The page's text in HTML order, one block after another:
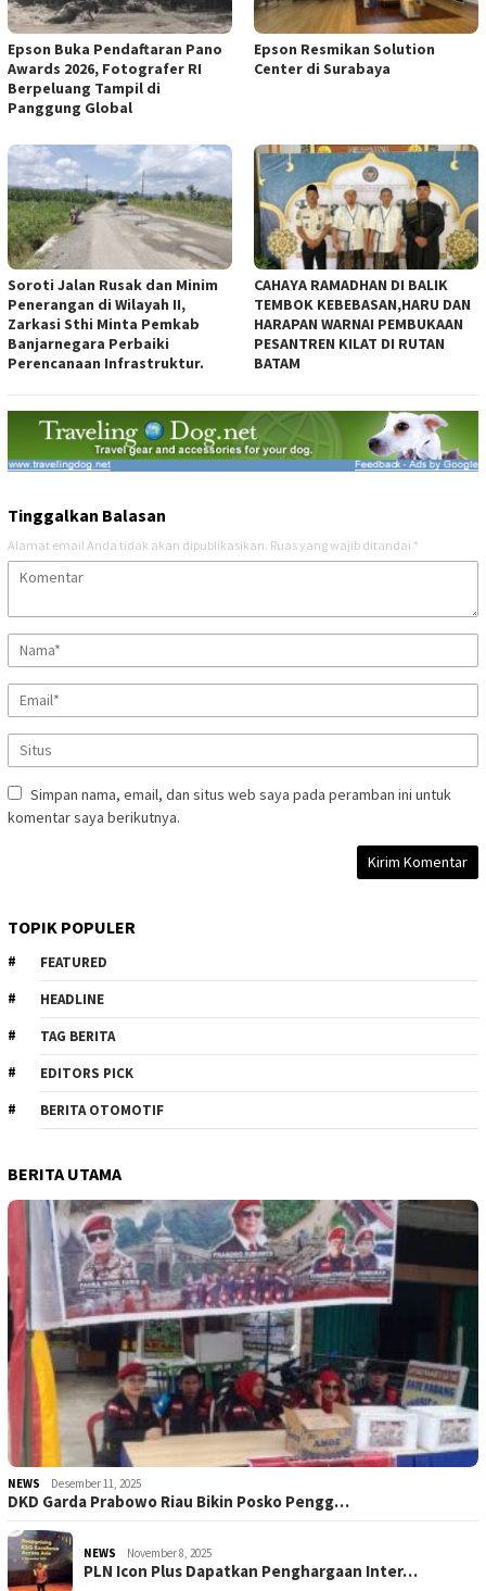
Epson Buka Pendaftaran Pano
Awards 2026, Fotografer RI
Berpeluang Tampil di
Panggung Global
Epson Resmikan Solution
Center di Surabaya
Soroti Jalan Rusak dan Minim
Penerangan di Wilayah II,
Zarkasi Sthi Minta Pemkab
Banjarnegara Perbaiki
Perencanaan Infrastruktur.
CAHAYA RAMADHAN DI BALIK
TEMBOK KEBEBASAN,HARU DAN
HARAPAN WARNAI PEMBUKAAN
PESANTREN KILAT DI RUTAN
BATAM
Tinggalkan Balasan
Alamat email Anda tidak akan dipublikasikan. Ruas yang wajib ditandai *
Simpan nama, email, dan situs web saya pada peramban ini untuk
komentar saya berikutnya.
TOPIK POPULER
FEATURED
HEADLINE
TAG BERITA
EDITORS PICK
BERITA OTOMOTIF
BERITA UTAMA
NEWS Desember 11, 2025
DKD Garda Prabowo Riau Bikin Posko Pengg…
NEWS November 8, 2025
PLN Icon Plus Dapatkan Penghargaan Inter…